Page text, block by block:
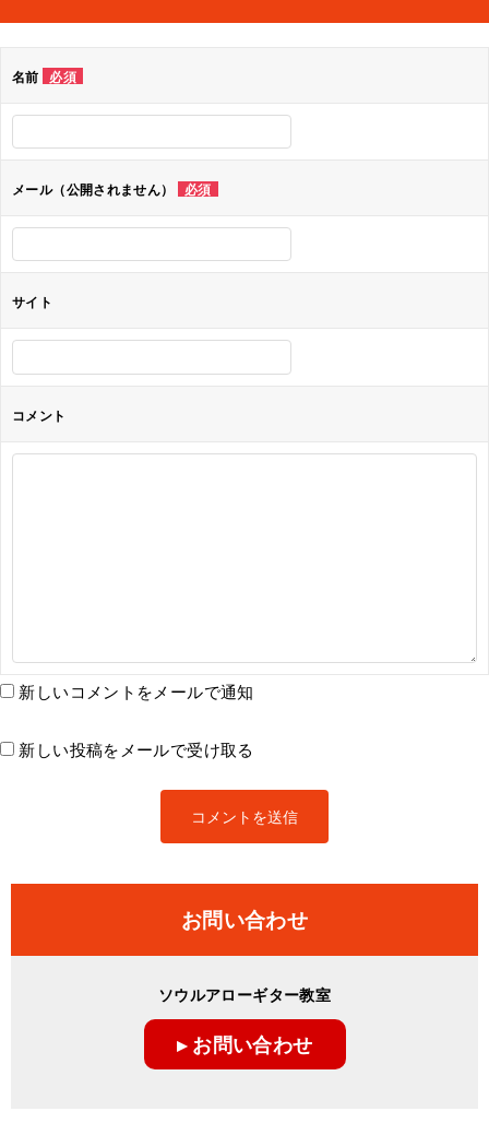
ビ
シ
ョ
ン
名前 必須
メール（公開されません） 必須
サイト
コメント
新しいコメントをメールで通知
新しい投稿をメールで受け取る
お問い合わせ
ソウルアローギター教室
▸ お問い合わせ